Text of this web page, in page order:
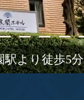
駅より徒歩5分